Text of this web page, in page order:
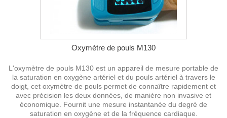
Oxymètre de pouls M130
L'oxymètre de pouls M130 est un appareil de mesure portable de
la saturation en oxygène artériel et du pouls artériel à travers le
doigt, cet oxymètre de pouls permet de connaître rapidement et
avec précision les deux données, de manière non invasive et
économique. Fournit une mesure instantanée du degré de
saturation en oxygène et de la fréquence cardiaque.